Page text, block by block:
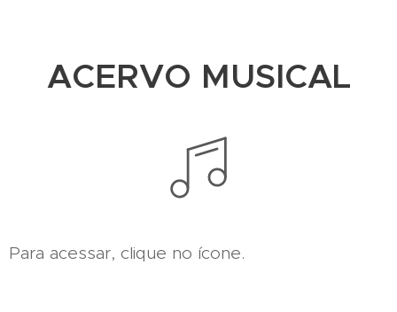
ACERVO MUSICAL
Para acessar, clique no ícone.